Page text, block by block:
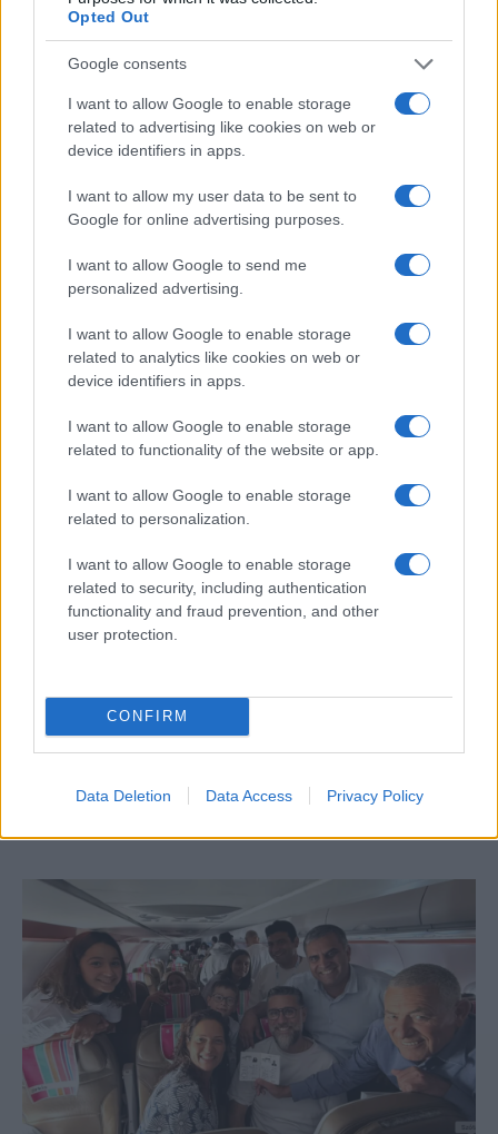
Opted Out
Google consents
I want to allow Google to enable storage
related to advertising like cookies on web or
device identifiers in apps.
I want to allow my user data to be sent to
Google for online advertising purposes.
I want to allow Google to send me
personalized advertising.
I want to allow Google to enable storage
related to analytics like cookies on web or
device identifiers in apps.
I want to allow Google to enable storage
related to functionality of the website or app.
I want to allow Google to enable storage
related to personalization.
I want to allow Google to enable storage
related to security, including authentication
functionality and fraud prevention, and other
user protection.
CONFIRM
Data Deletion Data Access Privacy Policy
szenzációhajhász, és tudományos
kérdésekben időnként leegyszerűsítő vagy
félrevezető állításokra építik kampányaikat.
Emellett belső struktúrája sokszor
átláthatatlan, a „vezető nélküli” működés
pedig gyakran szervezetlenséghez és
felelősségkerüléshez vezet. Kritikusai szerint
az XR gyakran többet árt a klímaügy
társadalmi megítélésének, mint amennyit
használ, mivel akciói polarizálják a
közvéleményt, és elsősorban negatív
reakciókat váltanak ki. Ennek eredményeként
sokan úgy látják, hogy a mozgalom inkább a
figyelem felkeltésére, mintsem valódi,
hatékony megoldások előmozdítására
Ezt muszáj látnia: Vicces izraeli
paródiavideó készült Greta
Thunbergről
Greta Thunberg barátnője szerint a